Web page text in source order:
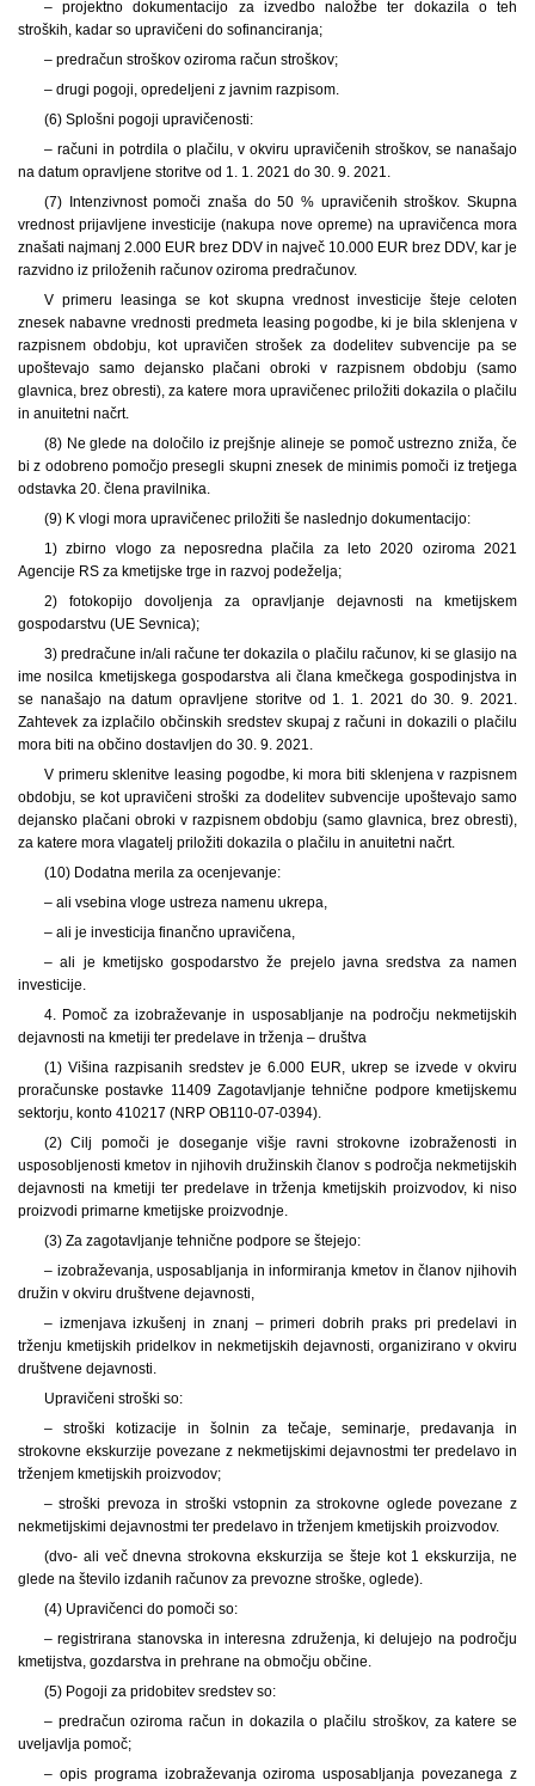
– projektno dokumentacijo za izvedbo naložbe ter dokazila o teh
stroških, kadar so upravičeni do sofinanciranja;
– predračun stroškov oziroma račun stroškov;
– drugi pogoji, opredeljeni z javnim razpisom.
(6) Splošni pogoji upravičenosti:
– računi in potrdila o plačilu, v okviru upravičenih stroškov, se nanašajo
na datum opravljene storitve od 1. 1. 2021 do 30. 9. 2021.
(7) Intenzivnost pomoči znaša do 50 % upravičenih stroškov. Skupna
vrednost prijavljene investicije (nakupa nove opreme) na upravičenca mora
znašati najmanj 2.000 EUR brez DDV in največ 10.000 EUR brez DDV, kar je
razvidno iz priloženih računov oziroma predračunov.
V primeru leasinga se kot skupna vrednost investicije šteje celoten
znesek nabavne vrednosti predmeta leasing pogodbe, ki je bila sklenjena v
razpisnem obdobju, kot upravičen strošek za dodelitev subvencije pa se
upoštevajo samo dejansko plačani obroki v razpisnem obdobju (samo
glavnica, brez obresti), za katere mora upravičenec priložiti dokazila o plačilu
in anuitetni načrt.
(8) Ne glede na določilo iz prejšnje alineje se pomoč ustrezno zniža, če
bi z odobreno pomočjo presegli skupni znesek de minimis pomoči iz tretjega
odstavka 20. člena pravilnika.
(9) K vlogi mora upravičenec priložiti še naslednjo dokumentacijo:
1) zbirno vlogo za neposredna plačila za leto 2020 oziroma 2021
Agencije RS za kmetijske trge in razvoj podeželja;
2) fotokopijo dovoljenja za opravljanje dejavnosti na kmetijskem
gospodarstvu (UE Sevnica);
3) predračune in/ali račune ter dokazila o plačilu računov, ki se glasijo na
ime nosilca kmetijskega gospodarstva ali člana kmečkega gospodinjstva in
se nanašajo na datum opravljene storitve od 1. 1. 2021 do 30. 9. 2021.
Zahtevek za izplačilo občinskih sredstev skupaj z računi in dokazili o plačilu
mora biti na občino dostavljen do 30. 9. 2021.
V primeru sklenitve leasing pogodbe, ki mora biti sklenjena v razpisnem
obdobju, se kot upravičeni stroški za dodelitev subvencije upoštevajo samo
dejansko plačani obroki v razpisnem obdobju (samo glavnica, brez obresti),
za katere mora vlagatelj priložiti dokazila o plačilu in anuitetni načrt.
(10) Dodatna merila za ocenjevanje:
– ali vsebina vloge ustreza namenu ukrepa,
– ali je investicija finančno upravičena,
– ali je kmetijsko gospodarstvo že prejelo javna sredstva za namen
investicije.
4. Pomoč za izobraževanje in usposabljanje na področju nekmetijskih
dejavnosti na kmetiji ter predelave in trženja – društva
(1) Višina razpisanih sredstev je 6.000 EUR, ukrep se izvede v okviru
proračunske postavke 11409 Zagotavljanje tehnične podpore kmetijskemu
sektorju, konto 410217 (NRP OB110-07-0394).
(2) Cilj pomoči je doseganje višje ravni strokovne izobraženosti in
usposobljenosti kmetov in njihovih družinskih članov s področja nekmetijskih
dejavnosti na kmetiji ter predelave in trženja kmetijskih proizvodov, ki niso
proizvodi primarne kmetijske proizvodnje.
(3) Za zagotavljanje tehnične podpore se štejejo:
– izobraževanja, usposabljanja in informiranja kmetov in članov njihovih
družin v okviru društvene dejavnosti,
– izmenjava izkušenj in znanj – primeri dobrih praks pri predelavi in
trženju kmetijskih pridelkov in nekmetijskih dejavnosti, organizirano v okviru
društvene dejavnosti.
Upravičeni stroški so:
– stroški kotizacije in šolnin za tečaje, seminarje, predavanja in
strokovne ekskurzije povezane z nekmetijskimi dejavnostmi ter predelavo in
trženjem kmetijskih proizvodov;
– stroški prevoza in stroški vstopnin za strokovne oglede povezane z
nekmetijskimi dejavnostmi ter predelavo in trženjem kmetijskih proizvodov.
(dvo- ali več dnevna strokovna ekskurzija se šteje kot 1 ekskurzija, ne
glede na število izdanih računov za prevozne stroške, oglede).
(4) Upravičenci do pomoči so:
– registrirana stanovska in interesna združenja, ki delujejo na področju
kmetijstva, gozdarstva in prehrane na območju občine.
(5) Pogoji za pridobitev sredstev so:
– predračun oziroma račun in dokazila o plačilu stroškov, za katere se
uveljavlja pomoč;
– opis programa izobraževanja oziroma usposabljanja povezanega z